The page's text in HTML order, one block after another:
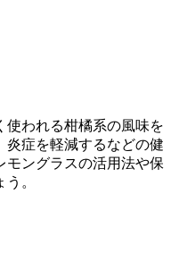
使われる柑橘系の風味を
炎症を軽減するなどの健
モングラスの活用法や保
。